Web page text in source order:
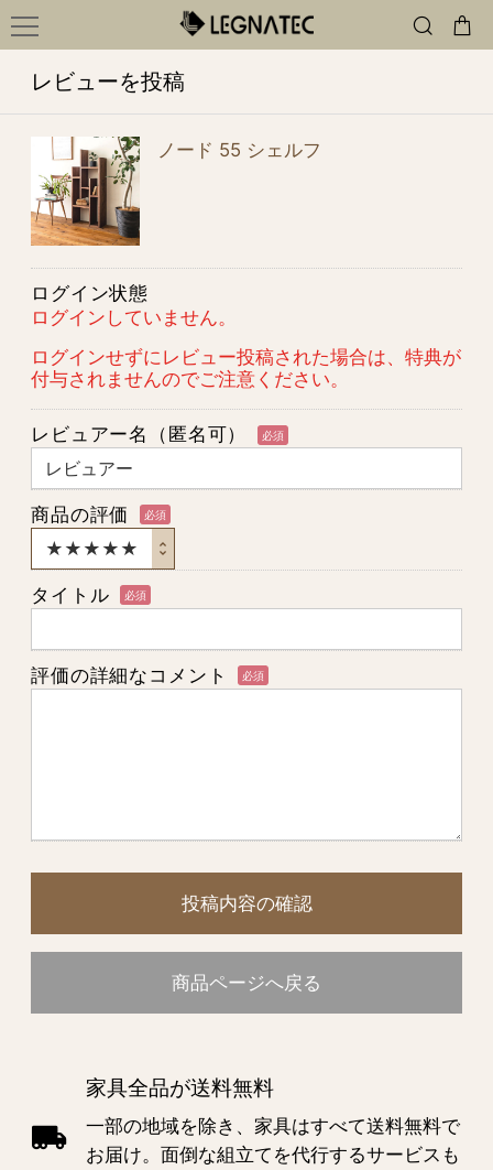
レビューを投稿
ノード 55 シェルフ
ログイン状態
ログインしていません。
ログインせずにレビュー投稿された場合は、特典が
付与されませんのでご注意ください。
レビュアー名（匿名可） 必須
商品の評価 必須
タイトル 必須
評価の詳細なコメント 必須
投稿内容の確認
商品ページへ戻る
家具全品が送料無料
一部の地域を除き、家具はすべて送料無料で
お届け。面倒な組立てを代行するサービスも